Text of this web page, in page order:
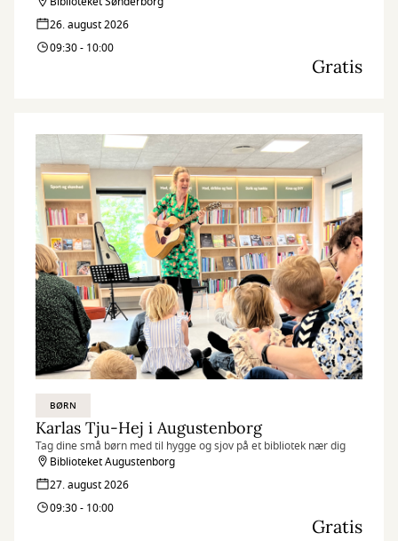
26. august 2026
09:30 - 10:00
Gratis
BØRN
Karlas Tju-Hej i Augustenborg
Tag dine små børn med til hygge og sjov på et bibliotek nær dig
Biblioteket Augustenborg
27. august 2026
09:30 - 10:00
Gratis